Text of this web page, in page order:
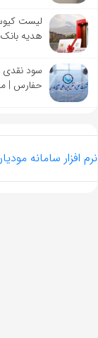
لیست
هدیه
سود نقدی
حفارس |
نرم افزار سامانه